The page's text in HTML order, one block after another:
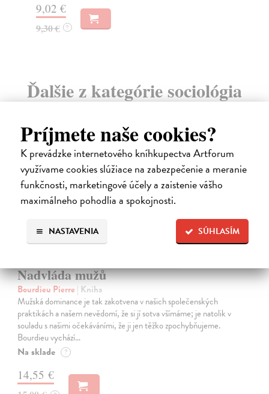
Príjmete naše cookies?
K prevádzke internetového kníhkupectva Artforum
využívame cookies slúžiace na zabezpečenie a meranie
funkčnosti, marketingové účely a zaistenie vášho
maximálneho pohodlia a spokojnosti.
SÚHLASÍM
NASTAVENIA
9,02 €
9,30 € ?
Ďalšie z kategórie sociológia
Nadvláda mužů
Bourdieu Pierre | Kniha
Mužská dominance je tak zakotvena v našich společenských
praktikách a našem nevědomí, že si jí sotva všímáme; je natolik v
souladu s našimi očekáváními, že ji jen těžko zpochybňujeme.
Bourdieu vychází…
Na sklade ?
14,55 €